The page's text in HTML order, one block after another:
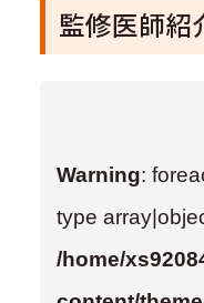
監修医師紹
Warning:
type
/home/